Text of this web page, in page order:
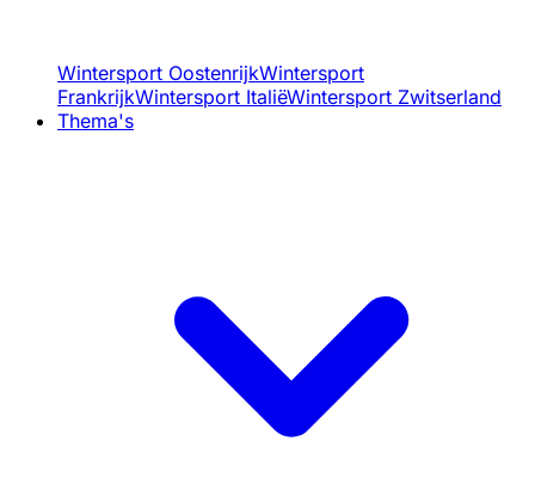
Wintersport OostenrijkWintersport
FrankrijkWintersport ItaliëWintersport Zwitserland
Thema's